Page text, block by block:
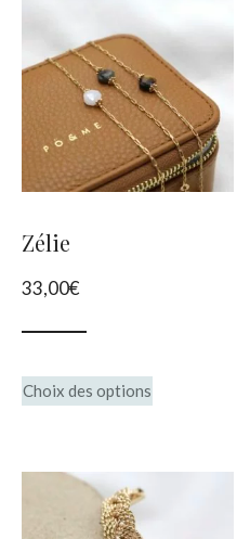
Zélie
33,00€
Choix des optionsCe
produit